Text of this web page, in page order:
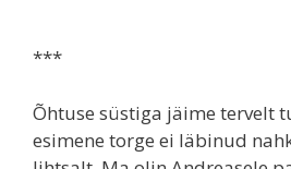
***
Õhtuse süstiga jäime tervelt
esimene torge ei läbinud